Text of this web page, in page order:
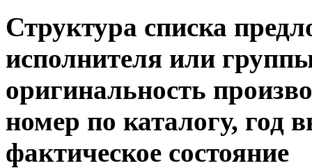
Структура списка
исполнителя или
оригинальность
номер по каталогу, год
фактическое состояние